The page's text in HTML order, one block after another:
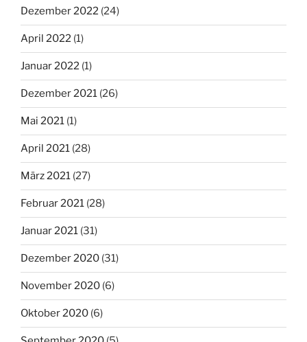
Dezember 2022 (24)
April 2022 (1)
Januar 2022 (1)
Dezember 2021 (26)
Mai 2021 (1)
April 2021 (28)
März 2021 (27)
Februar 2021 (28)
Januar 2021 (31)
Dezember 2020 (31)
November 2020 (6)
Oktober 2020 (6)